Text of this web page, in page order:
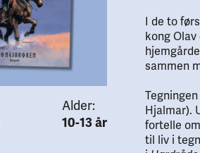
Alder:
10-13 år
I de to
kong
sammen
Hjalmar).
fortelle
til liv i